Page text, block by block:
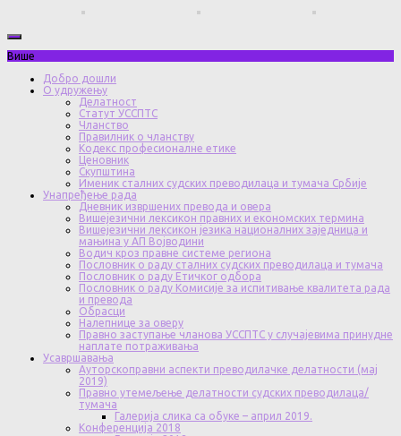
Више
Добро дошли
О удружењу
Делатност
Статут УССПТС
Чланство
Правилник о чланству
Кодекс професионалне етике
Ценовник
Скупштина
Именик сталних судских преводилаца и тумача Србије
Унапређење рада
Дневник извршених превода и овера
Вишејезични лексикон правних и економских термина
Вишејезични лексикон језика националних заједница и
мањина у АП Војводини
Водич кроз правне системе региона
Пословник о раду сталних судских преводилаца и тумача
Пословник о раду Етичког одбора
Пословник о раду Комисије за испитивање квалитета рада
и превода
Обрасци
Налепнице за оверу
Правно заступање чланова УССПТС у случајевима принудне
наплате потраживања
Усавршавања
Ауторскоправни аспекти преводилачке делатности (мај
2019)
Правно утемељење делатности судских преводилаца/
тумача
Галерија слика са обуке – април 2019.
Конференција 2018